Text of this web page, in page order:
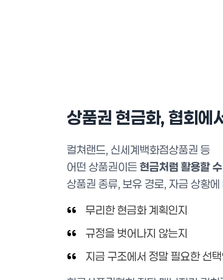
상품권 현금화, 협회에
컬쳐랜드, 신세계백화점상품권 등
어떤 상품권이든 현금처럼 활용할
상품권 종류, 보유 경로, 자금 상황
무리한 현금화 계획인지
규정을 벗어나지 않는지
지금 구조에서 정말 필요한 선